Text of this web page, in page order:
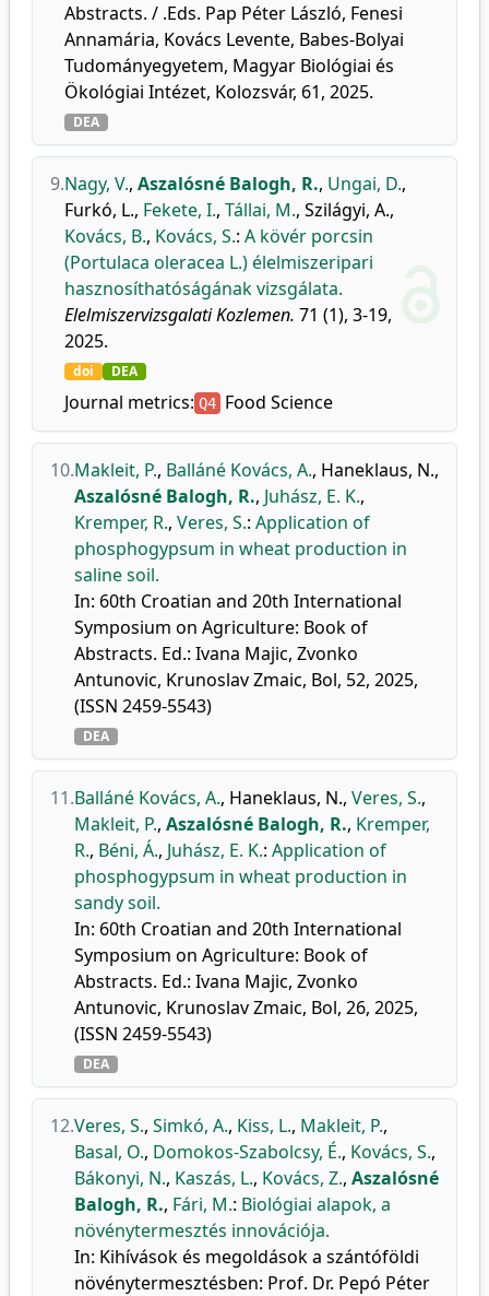
Abstracts. / .Eds. Pap Péter László, Fenesi
Annamária, Kovács Levente, Babes-Bolyai
Tudományegyetem, Magyar Biológiai és
Ökológiai Intézet, Kolozsvár, 61, 2025.
DEA
9.Nagy, V., Aszalósné Balogh, R., Ungai, D.,
Furkó, L., Fekete, I., Tállai, M., Szilágyi, A.,
Kovács, B., Kovács, S.: A kövér porcsin
(Portulaca oleracea L.) élelmiszeripari
hasznosíthatóságának vizsgálata.
Elelmiszervizsgalati Kozlemen. 71 (1), 3-19,
2025.
doi DEA
Journal metrics: Q4 Food Science
10.Makleit, P., Balláné Kovács, A., Haneklaus, N.,
Aszalósné Balogh, R., Juhász, E. K.,
Kremper, R., Veres, S.: Application of
phosphogypsum in wheat production in
saline soil.
In: 60th Croatian and 20th International
Symposium on Agriculture: Book of
Abstracts. Ed.: Ivana Majic, Zvonko
Antunovic, Krunoslav Zmaic, Bol, 52, 2025,
(ISSN 2459-5543)
DEA
11.Balláné Kovács, A., Haneklaus, N., Veres, S.,
Makleit, P., Aszalósné Balogh, R., Kremper,
R., Béni, Á., Juhász, E. K.: Application of
phosphogypsum in wheat production in
sandy soil.
In: 60th Croatian and 20th International
Symposium on Agriculture: Book of
Abstracts. Ed.: Ivana Majic, Zvonko
Antunovic, Krunoslav Zmaic, Bol, 26, 2025,
(ISSN 2459-5543)
DEA
12.Veres, S., Simkó, A., Kiss, L., Makleit, P.,
Basal, O., Domokos-Szabolcsy, É., Kovács, S.,
Bákonyi, N., Kaszás, L., Kovács, Z., Aszalósné
Balogh, R., Fári, M.: Biológiai alapok, a
növénytermesztés innovációja.
In: Kihívások és megoldások a szántóföldi
növénytermesztésben: Prof. Dr. Pepó Péter